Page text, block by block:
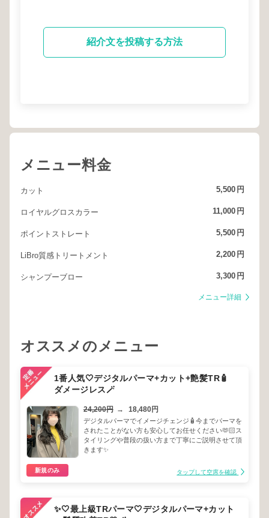
紹介文を投稿する方法
メニュー料金
カット 5,500 円
ロイヤルグロスカラー 11,000 円
ポイントストレート 5,500 円
LiBro質感トリートメント 2,200 円
シャンプーブロー 3,300 円
メニュー詳細
オススメのメニュー
1番人気🤍デジタルパーマ+カット+艶髪TR🧴
ダメージレス🪄
24,200円 → 18,480円
デジタルパーマでイメージチェンジ🧴今までパーマを
されたことがない方も安心してお任せください🫶🏻ス
タイリングや普段の扱い方まで丁寧にご説明させて頂
きます✨
新規のみ タップして空席を確認
✨🤍最上級TRパーマ🤍デジタルパーマ+カット